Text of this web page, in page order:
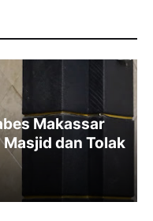
Makassar
dan Tolak